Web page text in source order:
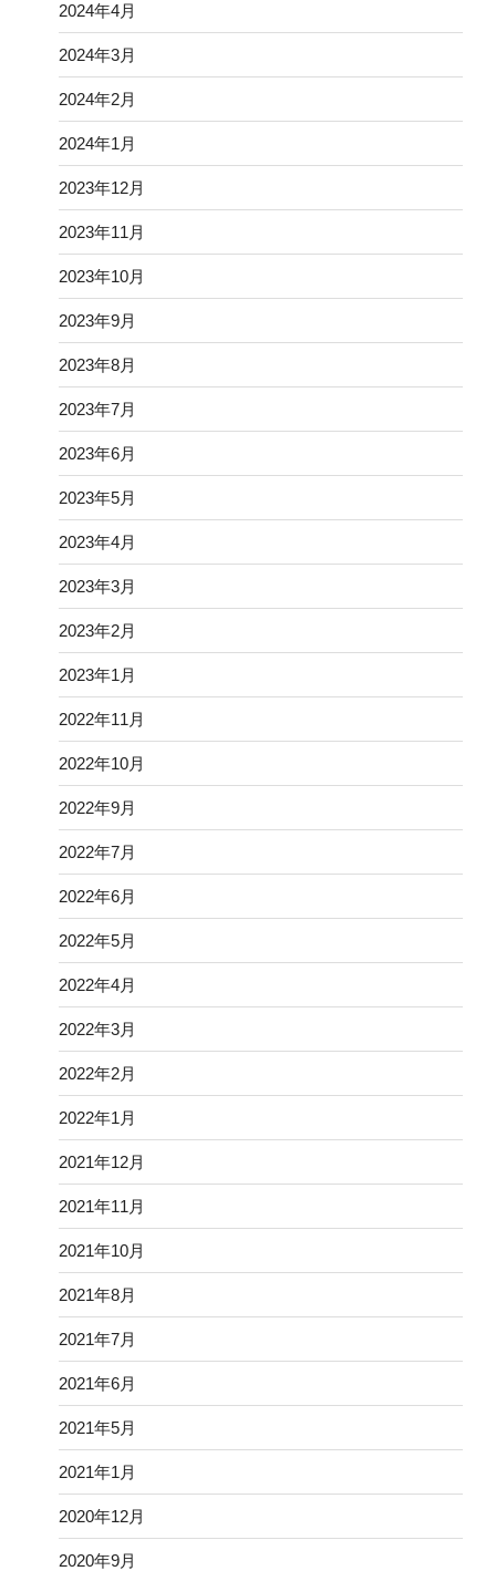
2024年4月
2024年3月
2024年2月
2024年1月
2023年12月
2023年11月
2023年10月
2023年9月
2023年8月
2023年7月
2023年6月
2023年5月
2023年4月
2023年3月
2023年2月
2023年1月
2022年11月
2022年10月
2022年9月
2022年7月
2022年6月
2022年5月
2022年4月
2022年3月
2022年2月
2022年1月
2021年12月
2021年11月
2021年10月
2021年8月
2021年7月
2021年6月
2021年5月
2021年1月
2020年12月
2020年9月